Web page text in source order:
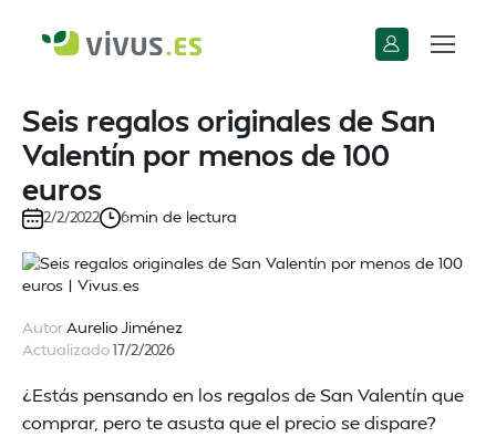
Seis regalos originales de San
Valentín por menos de 100
euros
2/2/2022 6min de lectura
AutorAurelio Jiménez
Actualizado17/2/2026
¿Estás pensando en los regalos de San Valentín que
comprar, pero te asusta que el precio se dispare?